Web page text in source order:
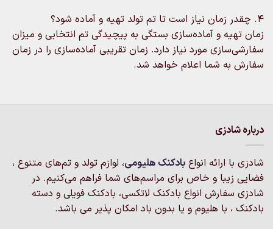
4. چقدر زمان نیاز است تا تم تولد تهیه و آماده شود؟
زمان تهیه و آماده‌سازی بستگی به پیچیدگی تم انتخابی و میزان
سفارشی‌سازی مورد نیاز دارد. زمان تقریبی آماده‌سازی را در زمان
سفارش به شما اعلام خواهد شد.
درباره شادزی
شادزی با ارائه انواع بادکنک‌ هلیومی، لوازم تولد و تم‌های متنوع ،
فضایی زیبا و خاص برای مراسم‌های شما فراهم می‌کنیم. در
شادزی سفارش انواع بادکنک لاتکسی، بادکنک فویلی و دسته
بادکنک ، با هلیوم و یا بدون باد امکان پذیر می باشد.